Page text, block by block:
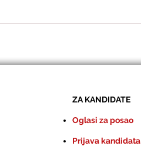
ZA KANDIDATE
Oglasi za posao
Prijava kandidata